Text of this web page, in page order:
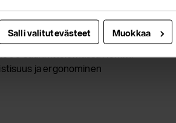
Salli valitut evästeet Muokkaa
jo 50 vuotta
ja ergonominen